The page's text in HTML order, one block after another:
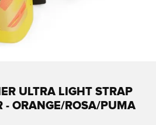
ULTRA LIGHT STRAP
- ORANGE/ROSA/PUMA